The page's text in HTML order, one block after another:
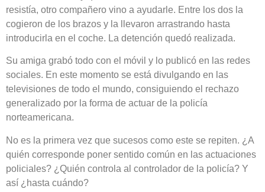
resistía, otro compañero vino a ayudarle. Entre los dos la
cogieron de los brazos y la llevaron arrastrando hasta
introducirla en el coche. La detención quedó realizada.
Su amiga grabó todo con el móvil y lo publicó en las redes
sociales. En este momento se está divulgando en las
televisiones de todo el mundo, consiguiendo el rechazo
generalizado por la forma de actuar de la policía
norteamericana.
No es la primera vez que sucesos como este se repiten. ¿A
quién corresponde poner sentido común en las actuaciones
policiales? ¿Quién controla al controlador de la policía? Y
así ¿hasta cuándo?